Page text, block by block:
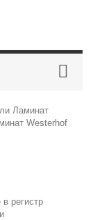
Ламинат
Westerhof
регистр